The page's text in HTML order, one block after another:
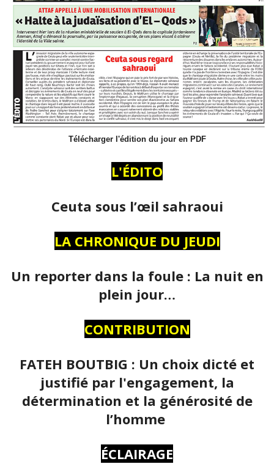
Télécharger l'édition du jour en PDF
L'ÉDITO
Ceuta sous l’œil sahraoui
LA CHRONIQUE DU JEUDI
Un reporter dans la foule : La nuit en
plein jour…
CONTRIBUTION
FATEH BOUTBIG : Un choix dicté et
justifié par l'engagement, la
détermination et la générosité de
l’homme
ÉCLAIRAGE